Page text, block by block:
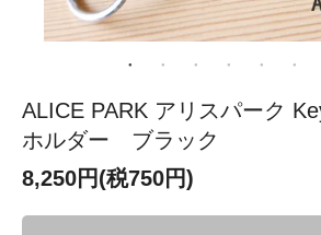
ALICE PARK アリスパーク
ホルダー ブラック
8,250円(税750円)